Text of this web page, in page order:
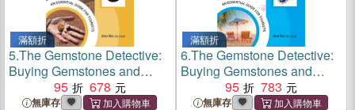
滿額折
5.The Gemstone Detective:
Buying Gemstones and
Jewellery in Thailand
95 678
無庫存
滿額折
6.The Gemstone Detective:
Buying Gemstones and
Jewellery Worldwide
95 783
無庫存